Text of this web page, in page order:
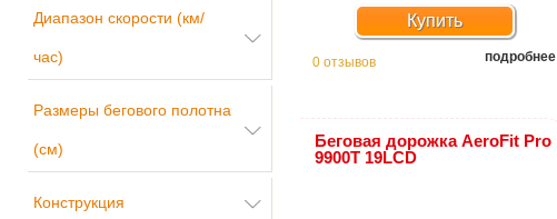
Диапазон скорости (км/
час)
Размеры бегового полотна
(см)
Конструкция
Купить
0 отзывов подробнее
Беговая дорожка AeroFit Pro
9900T 19LCD